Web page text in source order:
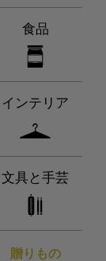
食品
インテリア
文具と手芸
贈りもの